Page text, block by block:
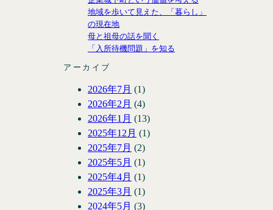
地域を歩いて見えた、「暮らし」
の現在地
母と祖母の話を聞く
「入所待機問題」を知る
アーカイブ
2026年7月 (1)
2026年2月 (4)
2026年1月 (13)
2025年12月 (1)
2025年7月 (2)
2025年5月 (1)
2025年4月 (1)
2025年3月 (1)
2024年5月 (3)